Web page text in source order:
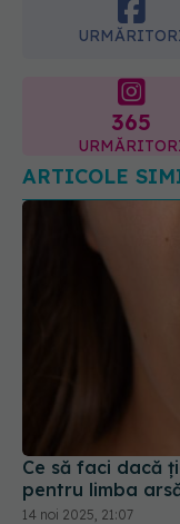
URMĂRITORI
ARTICOLE
Ce să faci dacă
14 noi 2025, 21:07